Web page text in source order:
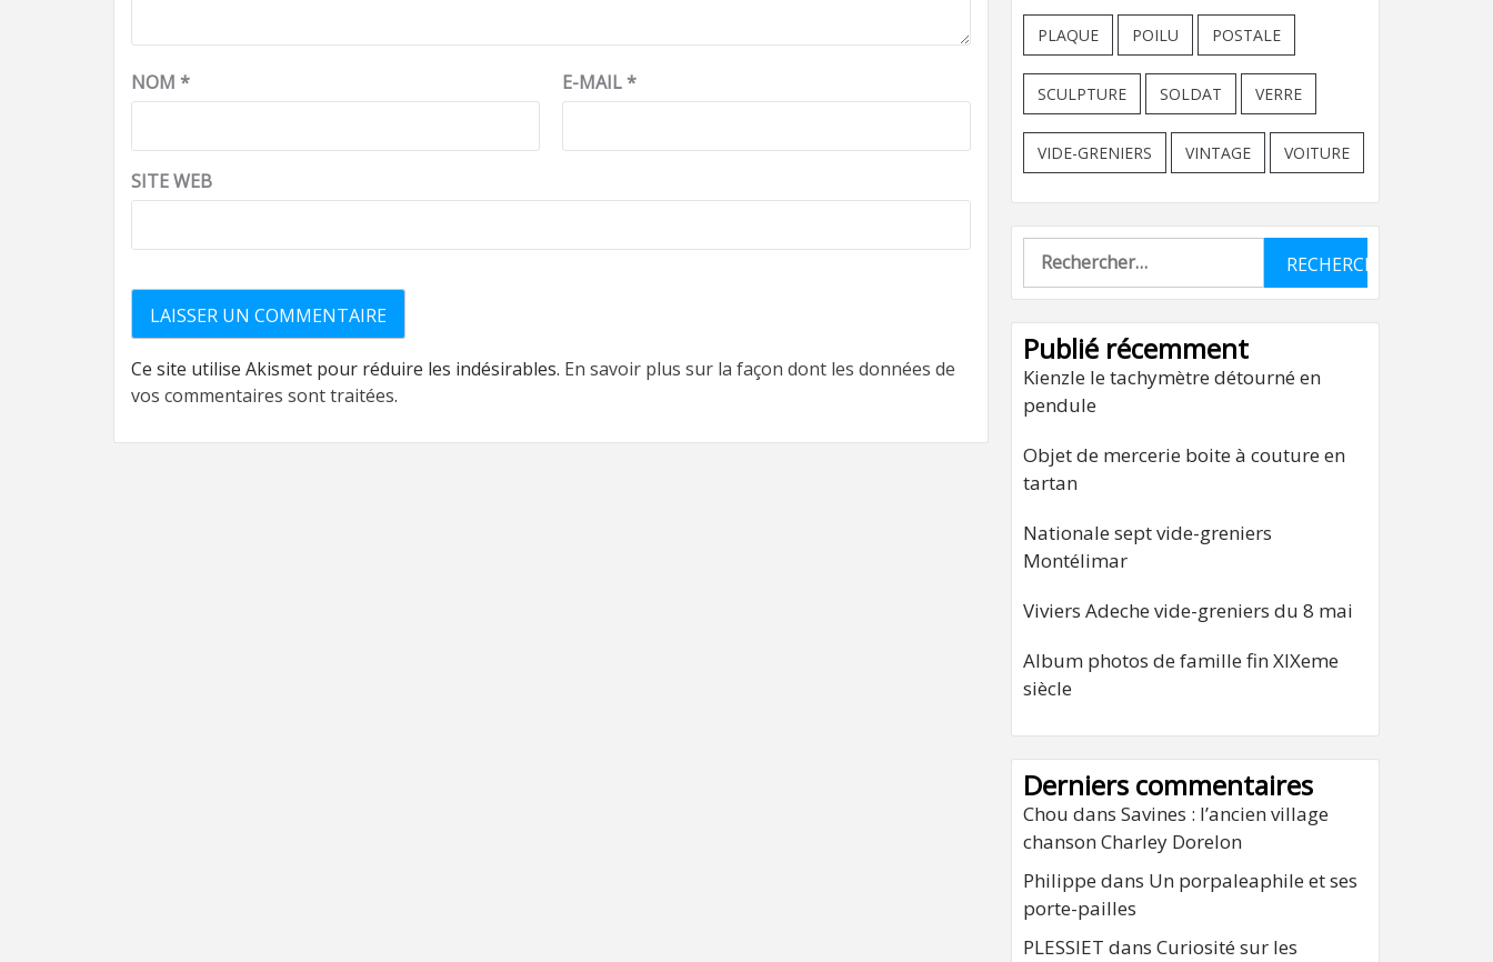
NOM * E-MAIL*
SITE WEB
Ce site utilise Akismet pour réduire les indésirables. En savoir plus sur la façon dont les données de
vos commentaires sont traitées.
PLAQUE POILU POSTALE
SCULPTURE SOLDAT VERRE
VIDE-GRENIERS VINTAGE VOITURE
Rechercher :
Publié récemment
Kienzle le tachymètre détourné en
pendule
Objet de mercerie boite à couture en
tartan
Nationale sept vide-greniers
Montélimar
Viviers Adeche vide-greniers du 8 mai
Album photos de famille fin XIXeme
siècle
Derniers commentaires
Chou dans Savines : l’ancien village
chanson Charley Dorelon
Philippe dans Un porpaleaphile et ses
porte-pailles
PLESSIET dans Curiosité sur les